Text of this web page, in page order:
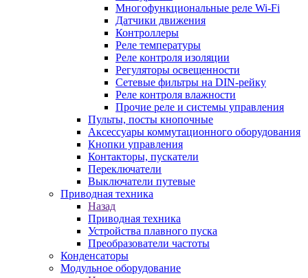
Многофункциональные реле Wi-Fi
Датчики движения
Контроллеры
Реле температуры
Реле контроля изоляции
Регуляторы освещенности
Сетевые фильтры на DIN-рейку
Реле контроля влажности
Прочие реле и системы управления
Пульты, посты кнопочные
Аксессуары коммутационного оборудования
Кнопки управления
Контакторы, пускатели
Переключатели
Выключатели путевые
Приводная техника
Назад
Приводная техника
Устройства плавного пуска
Преобразователи частоты
Конденсаторы
Модульное оборудование